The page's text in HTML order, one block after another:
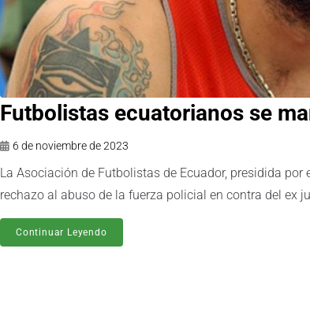
Futbolistas ecuatorianos se
6 de noviembre de 2023
La Asociación de Futbolistas de Ecuador, presidida
rechazo al abuso de la fuerza policial en contra del ex
Continuar Leyendo